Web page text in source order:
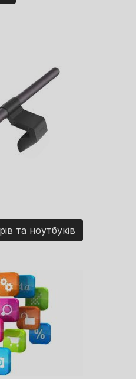
та ноутбуків